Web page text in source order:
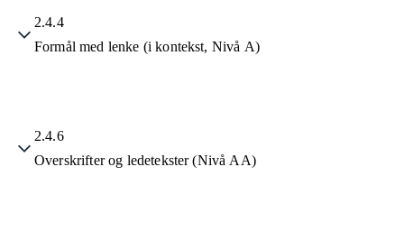
2.4.4
Formål med lenke (i kontekst, Nivå A)
2.4.6
Overskrifter og ledetekster (Nivå AA)